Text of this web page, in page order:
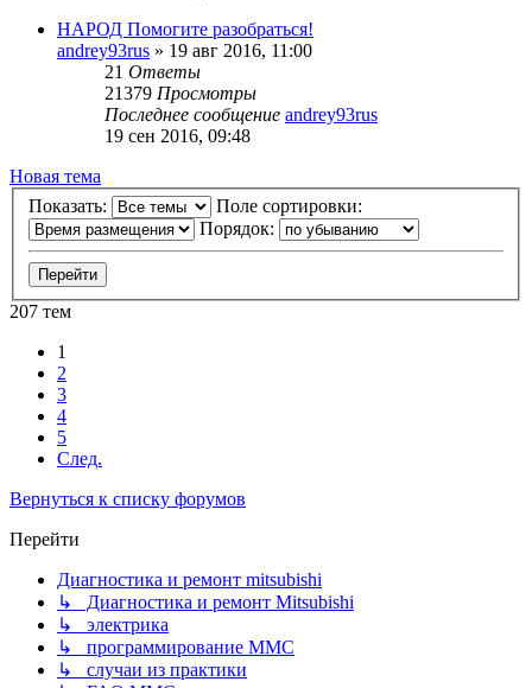
НАРОД Помогите разобраться!
andrey93rus » 19 авг 2016, 11:00
21 Ответы
21379 Просмотры
Последнее сообщение andrey93rus
19 сен 2016, 09:48
Новая тема
Показать:
Поле сортировки:
Порядок:
207 тем
1
2
3
4
5
След.
Вернуться к списку форумов
Перейти
Диагностика и ремонт mitsubishi
↳ Диагностика и ремонт Mitsubishi
↳ электрика
↳ программирование MMC
↳ случаи из практики